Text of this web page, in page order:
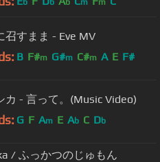
b b b m m
召すまま - Eve MV
B F#m G#m C#m A E F#
カ - 言って。(Music Video)
G F Am E Ab C Db
/ ふっかつのじゅもん